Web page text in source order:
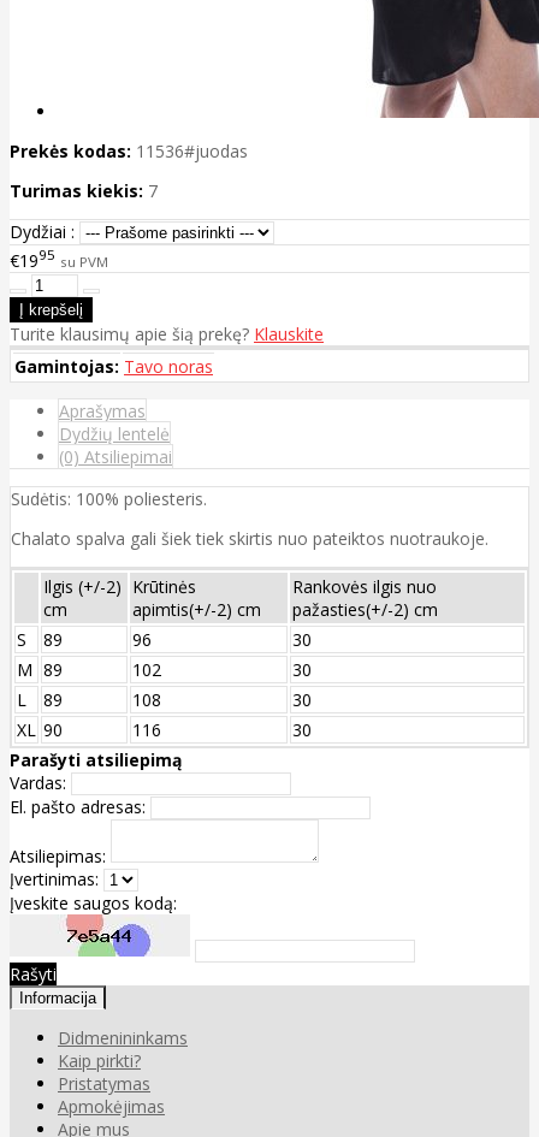
Prekės kodas: 11536#juodas
Turimas kiekis: 7
Dydžiai :
€1995 su PVM
Turite klausimų apie šią prekę? Klauskite
Gamintojas: Tavo noras
Aprašymas
Dydžių lentelė
(0) Atsiliepimai
Sudėtis: 100% poliesteris.
Chalato spalva gali šiek tiek skirtis nuo pateiktos nuotraukoje.
Ilgis (+/-2)
cm
Krūtinės
apimtis(+/-2) cm
Rankovės ilgis nuo
pažasties(+/-2) cm
S
89 96
30
M 89 102
30
L
89 108
30
XL 90 116
30
Parašyti atsiliepimą
Vardas:
El. pašto adresas:
Atsiliepimas:
Įvertinimas:
Įveskite saugos kodą:
Rašyti
Informacija
Didmenininkams
Kaip pirkti?
Pristatymas
Apmokėjimas
Apie mus